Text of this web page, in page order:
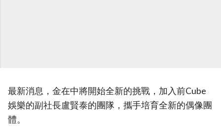
最新消息，金在中將開始全新的挑戰，加入前Cube
娛樂的副社長盧賢泰的團隊，攜手培育全新的偶像團
體。